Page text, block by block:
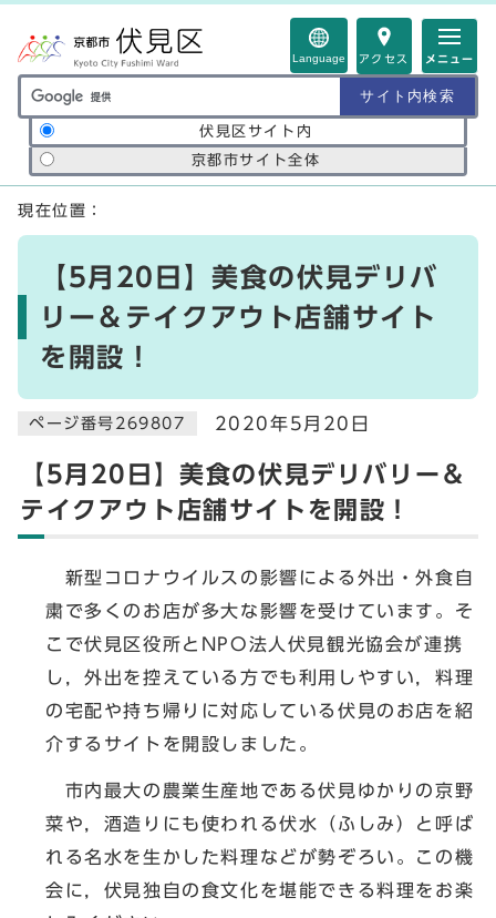
Language アクセス メニュー
サイト内検索の範囲
伏見区サイト内
京都市サイト全体
ここから本文です
現在位置：
【5月20日】美食の伏見デリバ
リー＆テイクアウト店舗サイト
を開設！
ページ番号269807 2020年5月20日
【5月20日】美食の伏見デリバリー＆
テイクアウト店舗サイトを開設！
新型コロナウイルスの影響による外出・外食自
粛で多くのお店が多大な影響を受けています。そ
こで伏見区役所とNPO法人伏見観光協会が連携
し，外出を控えている方でも利用しやすい，料理
の宅配や持ち帰りに対応している伏見のお店を紹
介するサイトを開設しました。
市内最大の農業生産地である伏見ゆかりの京野
菜や，酒造りにも使われる伏水（ふしみ）と呼ば
れる名水を生かした料理などが勢ぞろい。この機
会に，伏見独自の食文化を堪能できる料理をお楽